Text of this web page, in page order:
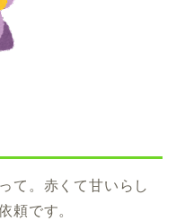
て。赤くて甘いらし
頼です。